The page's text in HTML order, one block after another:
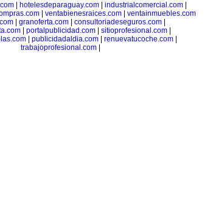
| hotelesdeparaguay.com| industrialcomercial.com|
| ventabienesraices.com| ventainmuebles.com
| granoferta.com| consultoriadeseguros.com|
portalpublicidad.com sitioprofesional.com
| publicidadaldia.com| renuevatucoche.com|
trabajoprofesional.com|